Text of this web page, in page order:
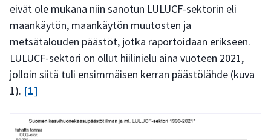
eivät ole mukana niin sanotun LULUCF-sektorin eli
maankäytön, maankäytön muutosten ja
metsätalouden päästöt, jotka raportoidaan erikseen.
LULUCF-sektori on ollut hiilinielu aina vuoteen 2021,
jolloin siitä tuli ensimmäisen kerran päästölähde (kuva
1). [1]